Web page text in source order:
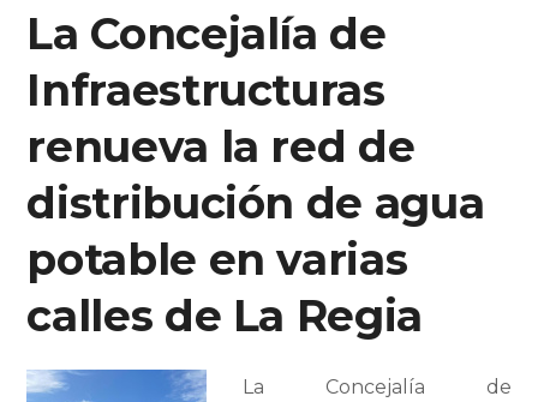
La Concejalía de
Infraestructuras
renueva la red de
distribución de agua
potable en varias
calles de La Regia
La Concejalía de